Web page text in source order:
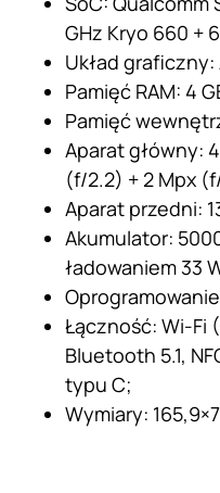
GHz Kryo 660 +
Układ graficzny:
Pamięć RAM: 4
Pamięć
Aparat główny:
(f/2.2) + 2 Mpx
Aparat przedni:
Akumulator:
ładowaniem 33
Łączność: Wi-Fi
Bluetooth 5.1,
typu C;
Wymiary: